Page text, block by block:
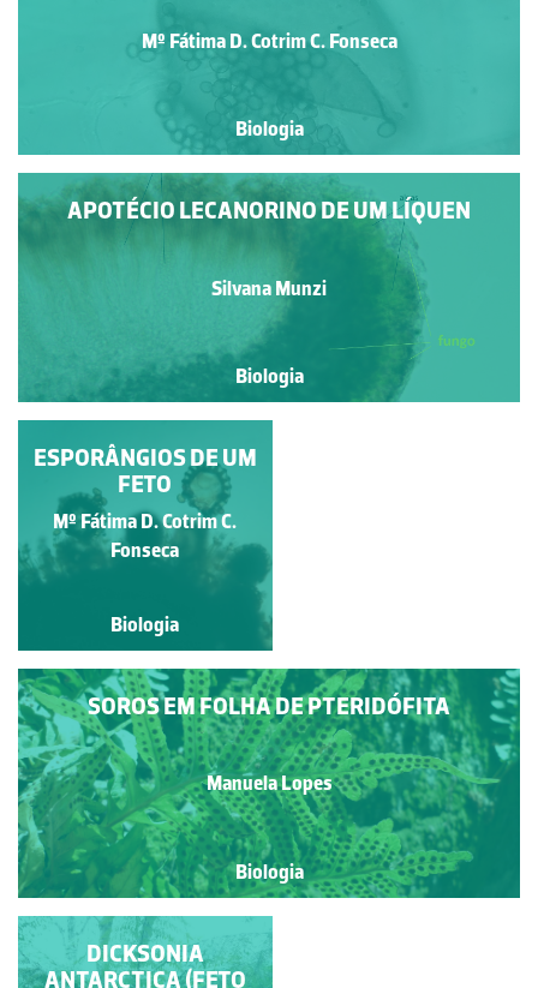
Mº Fátima D. Cotrim C. Fonseca
Biologia
APOTÉCIO LECANORINO DE UM LÍQUEN
Silvana Munzi
Biologia
SOROS DO POLIPÓDIO
Carla Maria Fonseca
Gouveia
Biologia
ESPORÂNGIOS DE UM
FETO
Mº Fátima D. Cotrim C.
Fonseca
Biologia
SOROS EM FOLHA DE PTERIDÓFITA
Manuela Lopes
Biologia
ESPORULAÇÃO
ASSEXUADA EM
DICKSONIA
ANTARCTICA (FETO